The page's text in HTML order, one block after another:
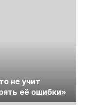
не учит
её ошибки»